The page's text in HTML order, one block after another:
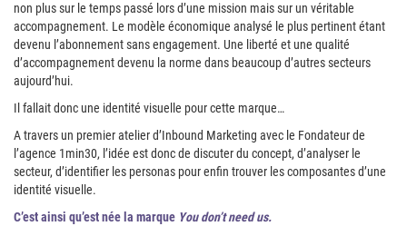
non plus sur le temps passé lors d’une mission mais sur un véritable
accompagnement. Le modèle économique analysé le plus pertinent étant
devenu l’abonnement sans engagement. Une liberté et une qualité
d’accompagnement devenu la norme dans beaucoup d’autres secteurs
aujourd’hui.
Il fallait donc une identité visuelle pour cette marque…
A travers un premier atelier d’Inbound Marketing avec le Fondateur de
l’agence 1min30, l’idée est donc de discuter du concept, d’analyser le
secteur, d’identifier les personas pour enfin trouver les composantes d’une
identité visuelle.
C’est ainsi qu’est née la marque You don’t need us.